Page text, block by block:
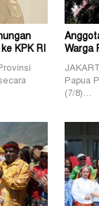
KPK RI
Warga
Papua
(7/8)…